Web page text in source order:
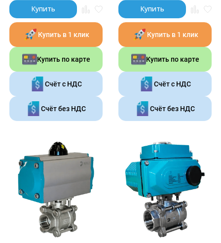
Купить
Купить в 1 клик
Купить по карте
Счёт с НДС
Счёт без НДС
Купить
Купить в 1 клик
Купить по карте
Счёт с НДС
Счёт без НДС